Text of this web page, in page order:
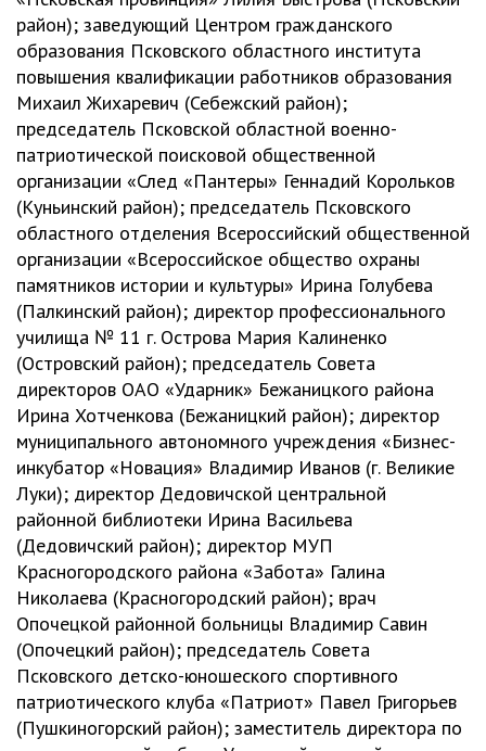
район); заведующий Центром гражданского
образования Псковского областного института
повышения квалификации работников образования
Михаил Жихаревич (Себежский район);
председатель Псковской областной военно-
патриотической поисковой общественной
организации «След «Пантеры» Геннадий Корольков
(Куньинский район); председатель Псковского
областного отделения Всероссийский общественной
организации «Всероссийское общество охраны
памятников истории и культуры» Ирина Голубева
(Палкинский район); директор профессионального
училища № 11 г. Острова Мария Калиненко
(Островский район); председатель Совета
директоров ОАО «Ударник» Бежаницкого района
Ирина Хотченкова (Бежаницкий район); директор
муниципального автономного учреждения «Бизнес-
инкубатор «Новация» Владимир Иванов (г. Великие
Луки); директор Дедовичской центральной
районной библиотеки Ирина Васильева
(Дедовичский район); директор МУП
Красногородского района «Забота» Галина
Николаева (Красногородский район); врач
Опочецкой районной больницы Владимир Савин
(Опочецкий район); председатель Совета
Псковского детско-юношеского спортивного
патриотического клуба «Патриот» Павел Григорьев
(Пушкиногорский район); заместитель директора по